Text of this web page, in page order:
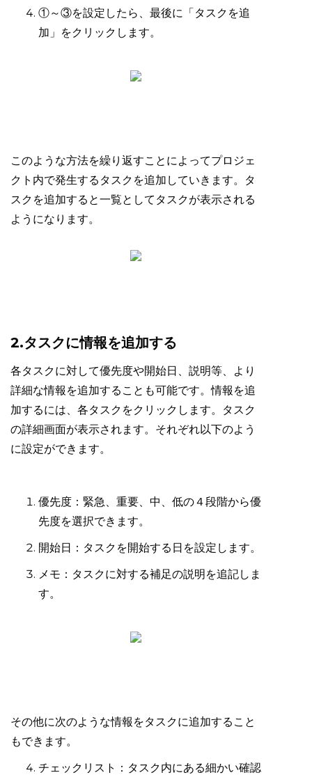
①～③を設定したら、最後に「タスクを追
加」をクリックします。
このような方法を繰り返すことによってプロジェ
クト内で発生するタスクを追加していきます。タ
スクを追加すると一覧としてタスクが表示される
ようになります。
2.タスクに情報を追加する
各タスクに対して優先度や開始日、説明等、より
詳細な情報を追加することも可能です。情報を追
加するには、各タスクをクリックします。タスク
の詳細画面が表示されます。それぞれ以下のよう
に設定ができます。
優先度：緊急、重要、中、低の４段階から優
先度を選択できます。
開始日：タスクを開始する日を設定します。
メモ：タスクに対する補足の説明を追記しま
す。
その他に次のような情報をタスクに追加すること
もできます。
チェックリスト：タスク内にある細かい確認